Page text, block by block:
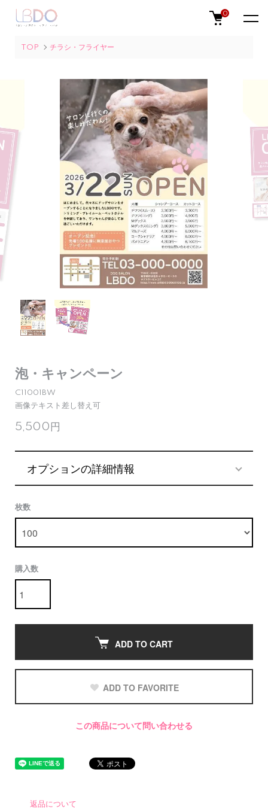
0
TOP チラシ・フライヤー
泡・キャンペーン
C11001BW
画像テキスト差し替え可
5,500円
オプションの詳細情報
枚数
購入数
ADD TO CART
ADD TO FAVORITE
この商品について問い合わせる
返品について